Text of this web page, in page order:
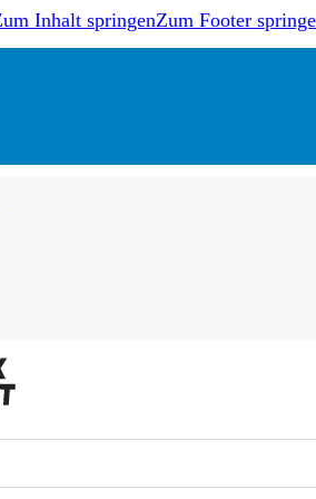
Inhalt springenZum Footer